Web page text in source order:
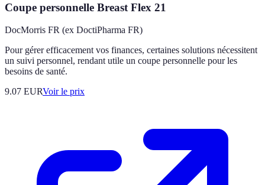
Coupe personnelle Breast Flex 21
DocMorris FR (ex DoctiPharma FR)
Pour gérer efficacement vos finances, certaines solutions nécessitent
un suivi personnel, rendant utile un coupe personnelle pour les
besoins de santé.
9.07 EURVoir le prix